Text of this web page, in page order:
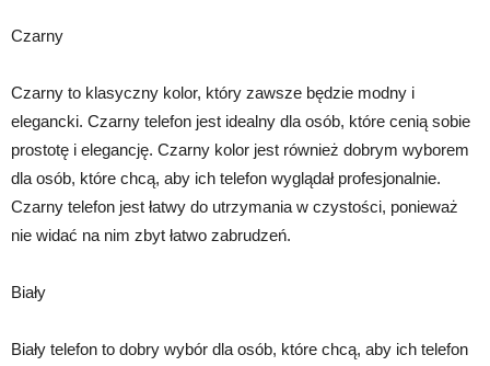
Czarny
Czarny to klasyczny kolor, który zawsze będzie modny i
elegancki. Czarny telefon jest idealny dla osób, które cenią sobie
prostotę i elegancję. Czarny kolor jest również dobrym wyborem
dla osób, które chcą, aby ich telefon wyglądał profesjonalnie.
Czarny telefon jest łatwy do utrzymania w czystości, ponieważ
nie widać na nim zbyt łatwo zabrudzeń.
Biały
Biały telefon to dobry wybór dla osób, które chcą, aby ich telefon